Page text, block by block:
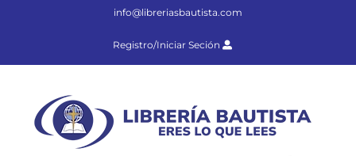
info@libreriasbautista.com
Registro/Iniciar Seción